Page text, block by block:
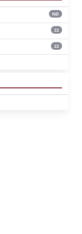
ND
22
22